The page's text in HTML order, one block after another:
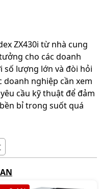
ZX430i từ nhà cung
cho các doanh
số lượng lớn và đòi hỏi
doanh nghiệp cần xem
cầu kỹ thuật để đảm
bỉ trong suốt quá